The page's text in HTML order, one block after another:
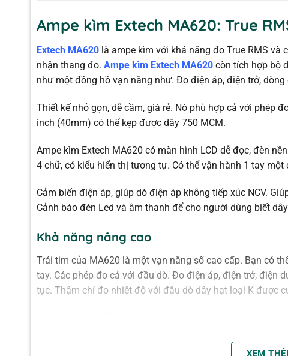
Ampe kìm Extech MA620: True
Extech MA620là ampe kìm với khả năng đo True RMS và
nhận thang đo. Ampe kìm Extech MA620còn tích hợp bộ
như một đồng hồ vạn năng như. Đo điện áp, điện trở,
Thiết kế nhỏ gọn, dễ cầm, giá rẻ. Nó phù hợp cả với phép
inch (40mm) có thể kẹp được dây 750 MCM.
Ampe kìm Extech MA620 có màn hình LCD dễ đọc, đèn
4 chữ, có kiểu hiển thị tương tự. Có thể vận hành 1 tay một
Cảm biến điện áp, giúp dò điện áp không tiếp xúc NCV.
Cảnh báo đèn Led và âm thanh để cho người dùng biết
Khả năng nâng cao
Trái tim của MA620 là một vạn năng số cao cấp. Bạn có
tay. Các phép đo cả với đầu dò. Đo điện áp, điện trở, điện
tục. Thậm chí đo nhiệt độ với đầu dò dây hạt loại K được
XEM